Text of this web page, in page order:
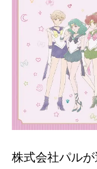
株式会社パル